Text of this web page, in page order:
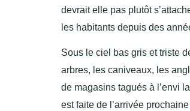
devrait elle pas plutôt
les habitants depuis des
Sous le ciel bas gris et triste
arbres, les caniveaux, les
de magasins tagués à l’envi
est faite de l’arrivée